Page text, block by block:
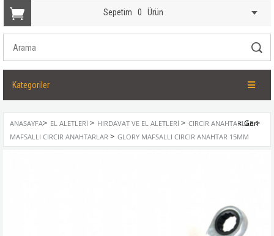
Sepetim 0 Ürün
Kategoriler
ANASAYFA> EL ALETLERI > HIRDAVAT VE EL ALETLERI > CIRCIR ANAHTARLAR>
MAFSALLI CIRCIR ANAHTARLAR > GLORY MAFSALLI CIRCIR ANAHTAR 15MM